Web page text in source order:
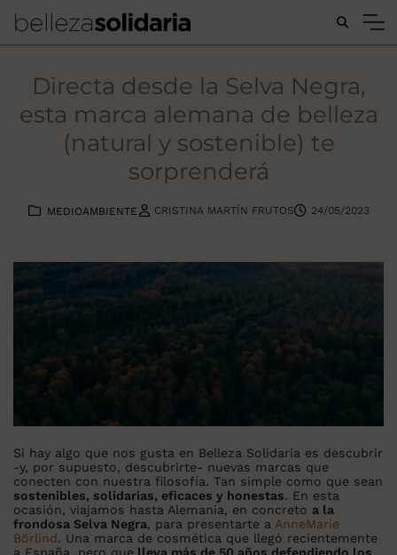
Buscar...
Directa desde la Selva Negra,
esta marca alemana de belleza
(natural y sostenible) te
sorprenderá
MEDIOAMBIENTE CRISTINA MARTÍN FRUTOS 24/05/2023
Si hay algo que nos gusta en Belleza Solidaria es descubrir
-y, por supuesto, descubrirte- nuevas marcas que
conecten con nuestra filosofía. Tan simple como que sean
sostenibles, solidarias, eficaces y honestas. En esta
ocasión, viajamos hasta Alemania, en concreto a la
frondosa Selva Negra, para presentarte a AnneMarie
Börlind. Una marca de cosmética que llegó recientemente